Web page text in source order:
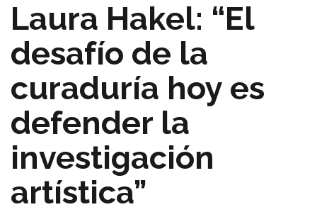
Laura Hakel: “El
desafío de la
curaduría hoy es
defender la
investigación
artística”